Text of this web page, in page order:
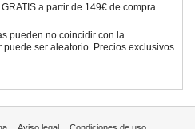
a partir de 149€ de compra.
pueden no coincidir con la
ser aleatorio. Precios exclusivos